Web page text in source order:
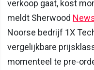
verkoop gaat, kost
meldt Sherwood
Noorse bedrijf 1X
vergelijkbare
momenteel te pre-